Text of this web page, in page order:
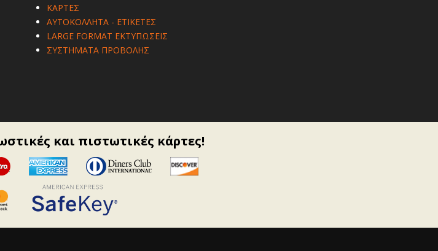
ΚΑΡΤΕΣ
ΑΥΤΟΚΟΛΛΗΤΑ - ΕΤΙΚΕΤΕΣ
LARGE FORMAT ΕΚΤΥΠΩΣΕΙΣ
ΣΥΣΤΗΜΑΤΑ ΠΡΟΒΟΛΗΣ
και πιστωτικές κάρτες!